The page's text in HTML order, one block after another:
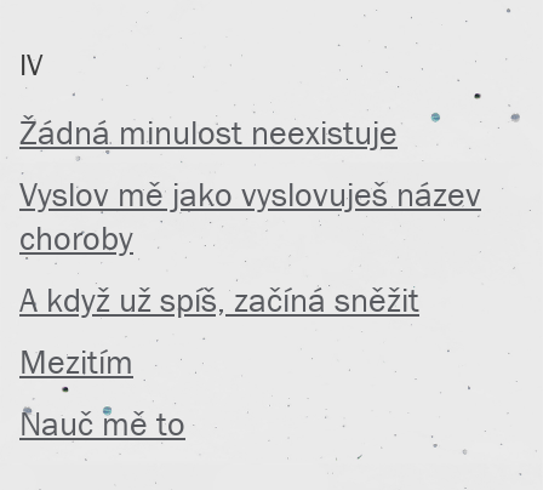
IV
Žádná minulost neexistuje
Vyslov mě jako vyslovuješ název
choroby
A když už spíš, začíná sněžit
Mezitím
Nauč mě to